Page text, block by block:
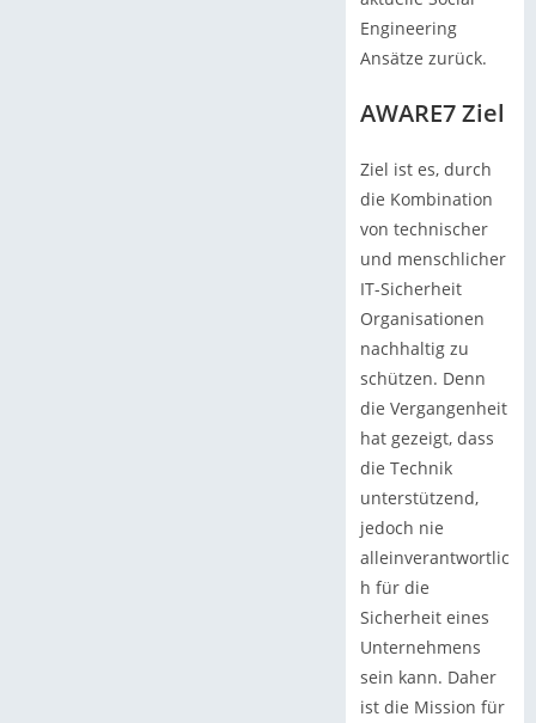
Engineering
Ansätze zurück.
AWARE7 Ziel
Ziel ist es, durch
die Kombination
von technischer
und menschlicher
IT-Sicherheit
Organisationen
nachhaltig zu
schützen. Denn
die Vergangenheit
hat gezeigt, dass
die Technik
unterstützend,
jedoch nie
alleinverantwortlic
h für die
Sicherheit eines
Unternehmens
sein kann. Daher
ist die Mission für